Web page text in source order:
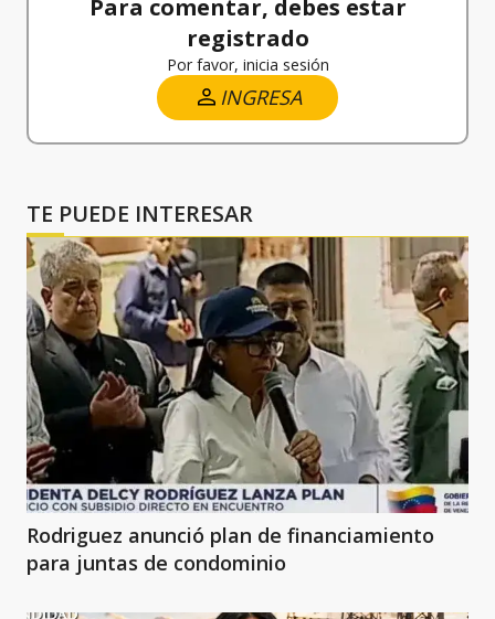
Para comentar, debes estar
registrado
Por favor, inicia sesión
INGRESA
TE PUEDE INTERESAR
Rodriguez anunció plan de financiamiento
para juntas de condominio